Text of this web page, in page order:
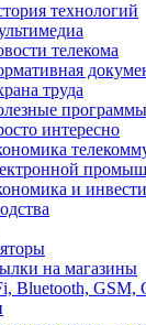
технологий
телекома
труда
программы
интересно
и
на магазины
Bluetooth, GSM,